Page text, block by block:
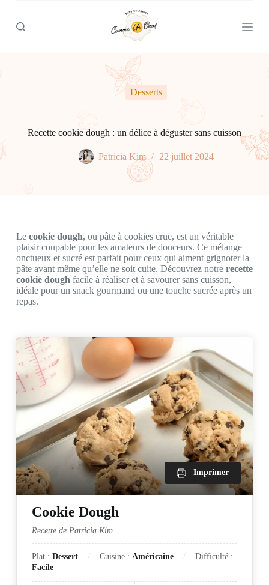
e
Desserts
Recette cookie dough : un délice à déguster sans cuisson
Patricia Kim 22 juillet 2024
Le cookie dough, ou pâte à cookies crue, est un véritable
plaisir coupable pour les amateurs de douceurs. Ce mélange
onctueux et sucré est parfait pour ceux qui aiment grignoter la
pâte avant même qu’elle ne soit cuite. Découvrez notre recette
cookie dough facile à réaliser et à savourer sans cuisson,
idéale pour un snack gourmand ou une touche sucrée après un
repas.
Imprimer
Cookie Dough
Recette de Patricia Kim
Plat : Dessert Cuisine : Américaine
Difficulté :
Facile